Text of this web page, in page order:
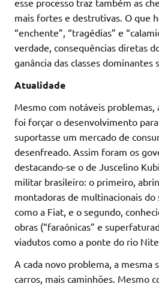
esse processo traz também as
mais fortes e destrutivas. O que
“enchente”, “tragédias” e
verdade, consequências diretas
ganância das classes dominantes
Atualidade
Mesmo com notáveis problemas,
foi forçar o desenvolvimento
suportasse um mercado de
desenfreado. Assim foram os
destacando-se o de Juscelino
militar brasileiro: o primeiro,
montadoras de multinacionais
como a Fiat, e o segundo,
obras (“faraônicas” e
viadutos como a ponte do rio
A cada novo problema, a mesma
carros, mais caminhões. Mesmo